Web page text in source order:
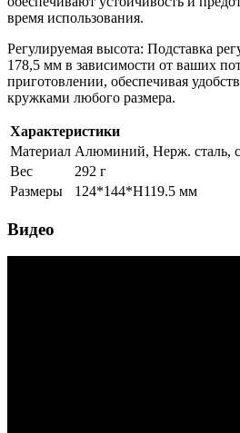
время использования.
Регулируемая высота: Подставка
178,5 мм в зависимости от ваших
приготовлении, обеспечивая
кружками любого размера.
Характеристики
Материал Алюминий, Нерж. сталь,
Вес
292 г
Размеры
124*144*H119.5 мм
Видео